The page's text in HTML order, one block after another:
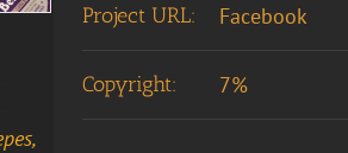
Project URL: Facebook
Copyright: 7%